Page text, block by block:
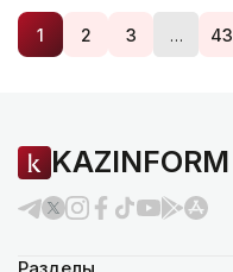
1 2 3 … 43
KAZINFORM